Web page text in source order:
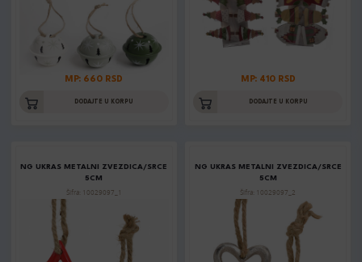
MP: 660 RSD
DODAJTE U KORPU
MP: 410 RSD
DODAJTE U KORPU
NG UKRAS METALNI ZVEZDICA/SRCE
5CM
Šifra: 10029097_1
NG UKRAS METALNI ZVEZDICA/SRCE
5CM
Šifra: 10029097_2